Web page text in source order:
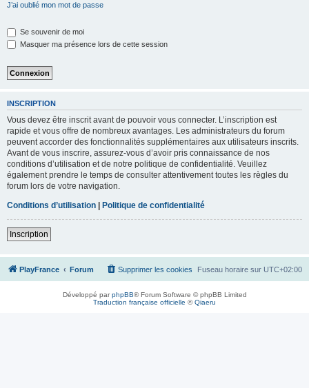
J’ai oublié mon mot de passe
Se souvenir de moi
Masquer ma présence lors de cette session
INSCRIPTION
Vous devez être inscrit avant de pouvoir vous connecter. L’inscription est
rapide et vous offre de nombreux avantages. Les administrateurs du forum
peuvent accorder des fonctionnalités supplémentaires aux utilisateurs inscrits.
Avant de vous inscrire, assurez-vous d’avoir pris connaissance de nos
conditions d’utilisation et de notre politique de confidentialité. Veuillez
également prendre le temps de consulter attentivement toutes les règles du
forum lors de votre navigation.
Conditions d’utilisation | Politique de confidentialité
Inscription
PlayFrance Forum Fuseau horaire sur UTC+02:00
Supprimer les cookies
Développé parphpBB® Forum Software © phpBB Limited
Traduction française officielle ©Qiaeru